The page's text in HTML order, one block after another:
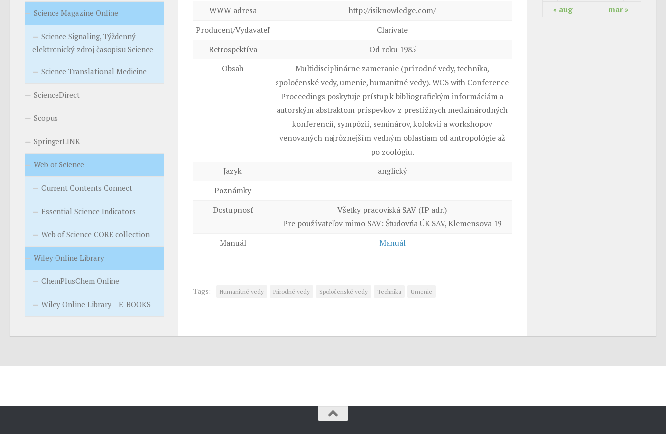
WWW adresa
http://isiknowledge.com/
Producent/Vydavateľ
Clarivate
Retrospektíva
Od roku 1985
Obsah
Multidisciplinárne zameranie (prírodné vedy, technika,
spoločenské vedy, umenie, humanitné vedy). WOS with Conference
Proceedings poskytuje prístup k bibliografickým informáciám a
autorským abstraktom príspevkov z prestížnych medzinárodných
konferencií, sympózií, seminárov, kolokvií a workshopov
venovaných najrôznejším vedným oblastiam od antropológie až
po zoológiu.
Jazyk
anglický
Poznámky
Dostupnosť
Všetky pracoviská SAV (IP adr.)
Pre používateľov mimo SAV: Študovńa ÚK SAV, Klemensova 19
Manuál
Manuál
Tags: Humanitné vedy Prírodné vedy Spoločenské vedy Technika Umenie
Science Magazine Online
Science Signaling, Týždenný
elektronický zdroj časopisu Science
Science Translational Medicine
ScienceDirect
Scopus
SpringerLINK
Web of Science
Current Contents Connect
Essential Science Indicators
Web of Science CORE collection
Wiley Online Library
ChemPlusChem Online
Wiley Online Library – E-BOOKS
« aug mar »